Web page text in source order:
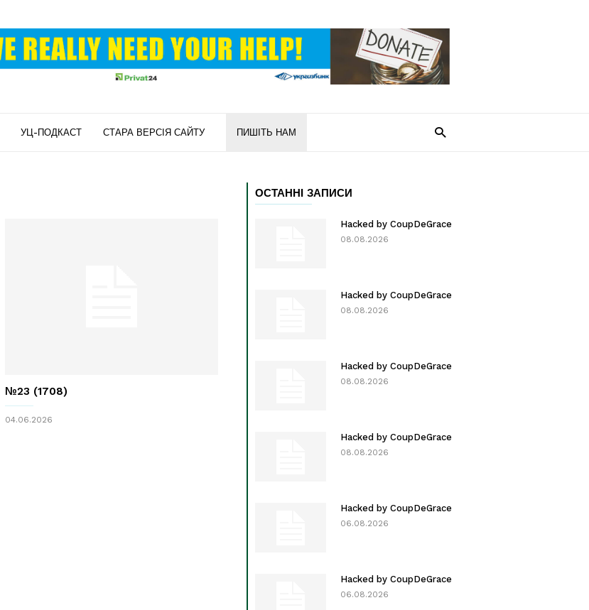
УЦ-ПОДКАСТ СТАРА ВЕРСІЯ САЙТУ ПИШІТЬ НАМ
№23 (1708)
04.06.2026
ОСТАННІ ЗАПИСИ
Hacked by CoupDeGrace
08.08.2026
Hacked by CoupDeGrace
08.08.2026
Hacked by CoupDeGrace
08.08.2026
Hacked by CoupDeGrace
08.08.2026
Hacked by CoupDeGrace
06.08.2026
Hacked by CoupDeGrace
06.08.2026